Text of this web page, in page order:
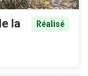
la
Réalisé